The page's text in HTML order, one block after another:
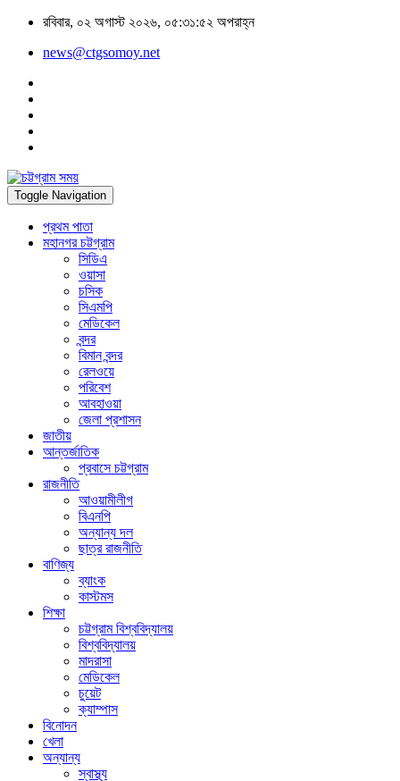
রবিবার, ০২ অগাস্ট ২০২৬, ০৫:৩১:৫২ অপরাহ্ন
news@ctgsomoy.net
Toggle Navigation
প্রথম পাতা
মহানগর চট্টগ্রাম
সিডিএ
ওয়াসা
চসিক
সিএমপি
মেডিকেল
বন্দর
বিমান বন্দর
রেলওয়ে
পরিবেশ
আবহাওয়া
জেলা প্রশাসন
জাতীয়
আন্তর্জাতিক
প্রবাসে চট্টগ্রাম
রাজনীতি
আওয়ামীলীগ
বিএনপি
অন্যান্য দল
ছাত্র রাজনীতি
বাণিজ্য
ব্যাংক
কাস্টমস
শিক্ষা
চট্টগ্রাম বিশ্ববিদ্যালয়
বিশ্ববিদ্যালয়
মাদরাসা
মেডিকেল
চুয়েট
ক্যাম্পাস
বিনোদন
খেলা
অন্যান্য
স্বাস্থ্য